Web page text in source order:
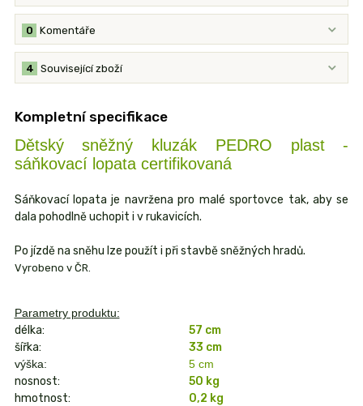
Komentáře
0
Související zboží
4
Kompletní specifikace
Dětský sněžný kluzák PEDRO plast -
sáňkovací lopata certifikovaná
Sáňkovací lopata je navržena pro malé sportovce tak, aby se
dala pohodlně uchopit i v rukavicích.
Po jízdě na sněhu lze použít i při stavbě sněžných hradů.
Vyrobeno v ČR.
Parametry produktu:
délka:
57 cm
šířka:
33 cm
výška: 5 cm
nosnost:
50 kg
hmotnost:
0,2 kg